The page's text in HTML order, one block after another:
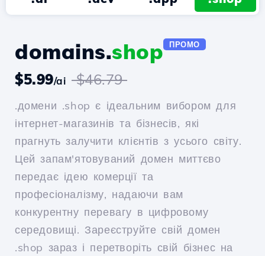
domains.shop ПРОМО
$5.99/ai $46.79
.домени .shop є ідеальним вибором для
інтернет-магазинів та бізнесів, які
прагнуть залучити клієнтів з усього світу.
Цей запам'ятовуваний домен миттєво
передає ідею комерції та
професіоналізму, надаючи вам
конкурентну перевагу в цифровому
середовищі. Зареєструйте свій домен
.shop зараз і перетворіть свій бізнес на